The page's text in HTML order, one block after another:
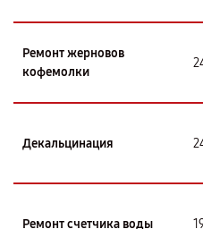
Ремонт жерновов
кофемолки
Декальцинация
Ремонт счетчика воды